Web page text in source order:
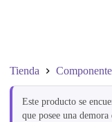
Tienda
Este producto se
que posee una